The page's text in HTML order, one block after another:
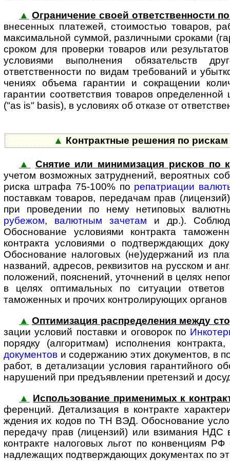
▲ Ограничение своей ответст­вен­ности
внесенных платежей, стоимостью товаров,
макси­мальной суммой, различными сроками
сроком для проверки товаров или
условиями выполнения обязательств
ответственности по видам требований и
чениях объема гарантии и сокращении
гарантии соответствия товаров
("as is" basis), в условиях об отказе от
▲ Контрактные решения по
▲
Снятие или минимизация рисков по
учетом воз­мож­ных затруд­нений, вероятных
риска штрафа 75-100% по репатриации
поставкам товаров, передачам прав
при проведении по нему нетиповых
рубежом, валютным зачетам и др.).
Обоснование условиями контракта
контракта условиями о подтверж­дающих
Обоснование налоговых (не)удержаний из
названий, адресов, реквизитов на русском и
положений, пояснений, уточнений в целях
в целях оптимальных по ситуации
таможенных и прочих конт­ро­ли­ру­ю­щих
▲ Оптимизация распределения между
за­ции условий поставки и оговорок по
порядку (алгоритмам) исполнения
документов и содержанию этих документов, в
работ, в детали­зации условия гарантийного
нарушений при предъ­явлении претензий и
▲
Использование применимых к
фе­рен­ций. Детали­зация в контракте
ждения их кодов по ТН ВЭД. Обоснование
передачу прав (лицензий) или взимания НДС
контракте налоговых льгот по конвенциям
надлежащих под­твер­жда­ю­щих доку­ментах по